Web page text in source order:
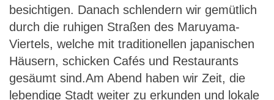
besichtigen. Danach schlendern wir gemütlich
durch die ruhigen Straßen des Maruyama-
Viertels, welche mit traditionellen japanischen
Häusern, schicken Cafés und Restaurants
gesäumt sind.Am Abend haben wir Zeit, die
lebendige Stadt weiter zu erkunden und lokale